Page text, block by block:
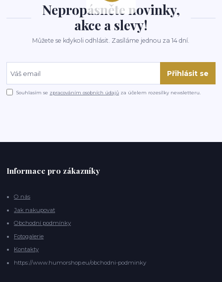
Nepropásněte novinky,
akce a slevy!
Můžete se kdykoli odhlásit. Zasíláme jednou za 14 dní.
Přihlásit se
Souhlasím se zpracováním osobních údajů za účelem rozesílky newsletteru.
Informace pro zákazníky
O nás
Jak nakupovat
Obchodní podmínky
Fotogalerie
Kontakty
https://www.humorshop.eu/obchodni-podminky